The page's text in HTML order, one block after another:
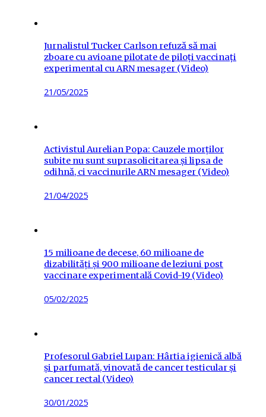
Jurnalistul Tucker Carlson refuză să mai
zboare cu avioane pilotate de piloți vaccinați
experimental cu ARN mesager (Video)
Posted
21/05/2025
Activistul Aurelian Popa: Cauzele morților
subite nu sunt suprasolicitarea și lipsa de
odihnă, ci vaccinurile ARN mesager (Video)
Posted
21/04/2025
15 milioane de decese, 60 milioane de
dizabilități și 900 milioane de leziuni post
vaccinare experimentală Covid-19 (Video)
Posted
05/02/2025
Profesorul Gabriel Lupan: Hârtia igienică albă
și parfumată, vinovată de cancer testicular și
cancer rectal (Video)
Posted
30/01/2025